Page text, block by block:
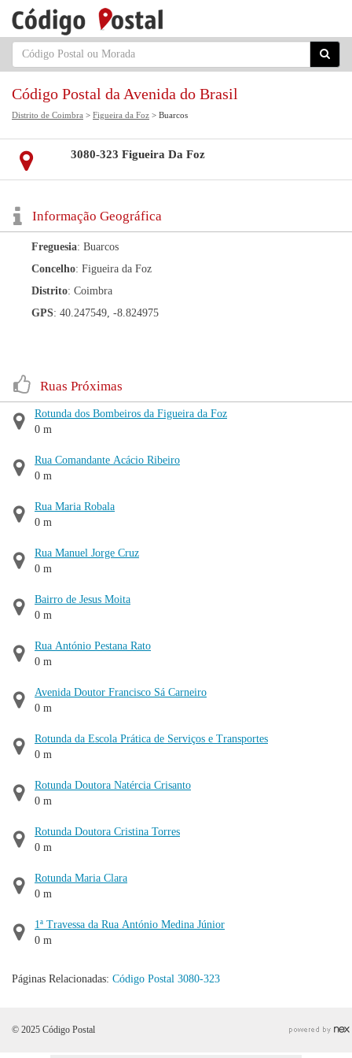
Código Postal da Avenida do Brasil
Distrito de Coimbra > Figueira da Foz > Buarcos
3080-323 Figueira Da Foz
Informação Geográfica
Freguesia: Buarcos
Concelho: Figueira da Foz
Distrito: Coimbra
GPS: 40.247549, -8.824975
Ruas Próximas
Rotunda dos Bombeiros da Figueira da Foz
0 m
Rua Comandante Acácio Ribeiro
0 m
Rua Maria Robala
0 m
Rua Manuel Jorge Cruz
0 m
Bairro de Jesus Moita
0 m
Rua António Pestana Rato
0 m
Avenida Doutor Francisco Sá Carneiro
0 m
Rotunda da Escola Prática de Serviços e Transportes
0 m
Rotunda Doutora Natércia Crisanto
0 m
Rotunda Doutora Cristina Torres
0 m
Rotunda Maria Clara
0 m
1ª Travessa da Rua António Medina Júnior
0 m
Páginas Relacionadas: Código Postal 3080-323
© 2025 Código Postal